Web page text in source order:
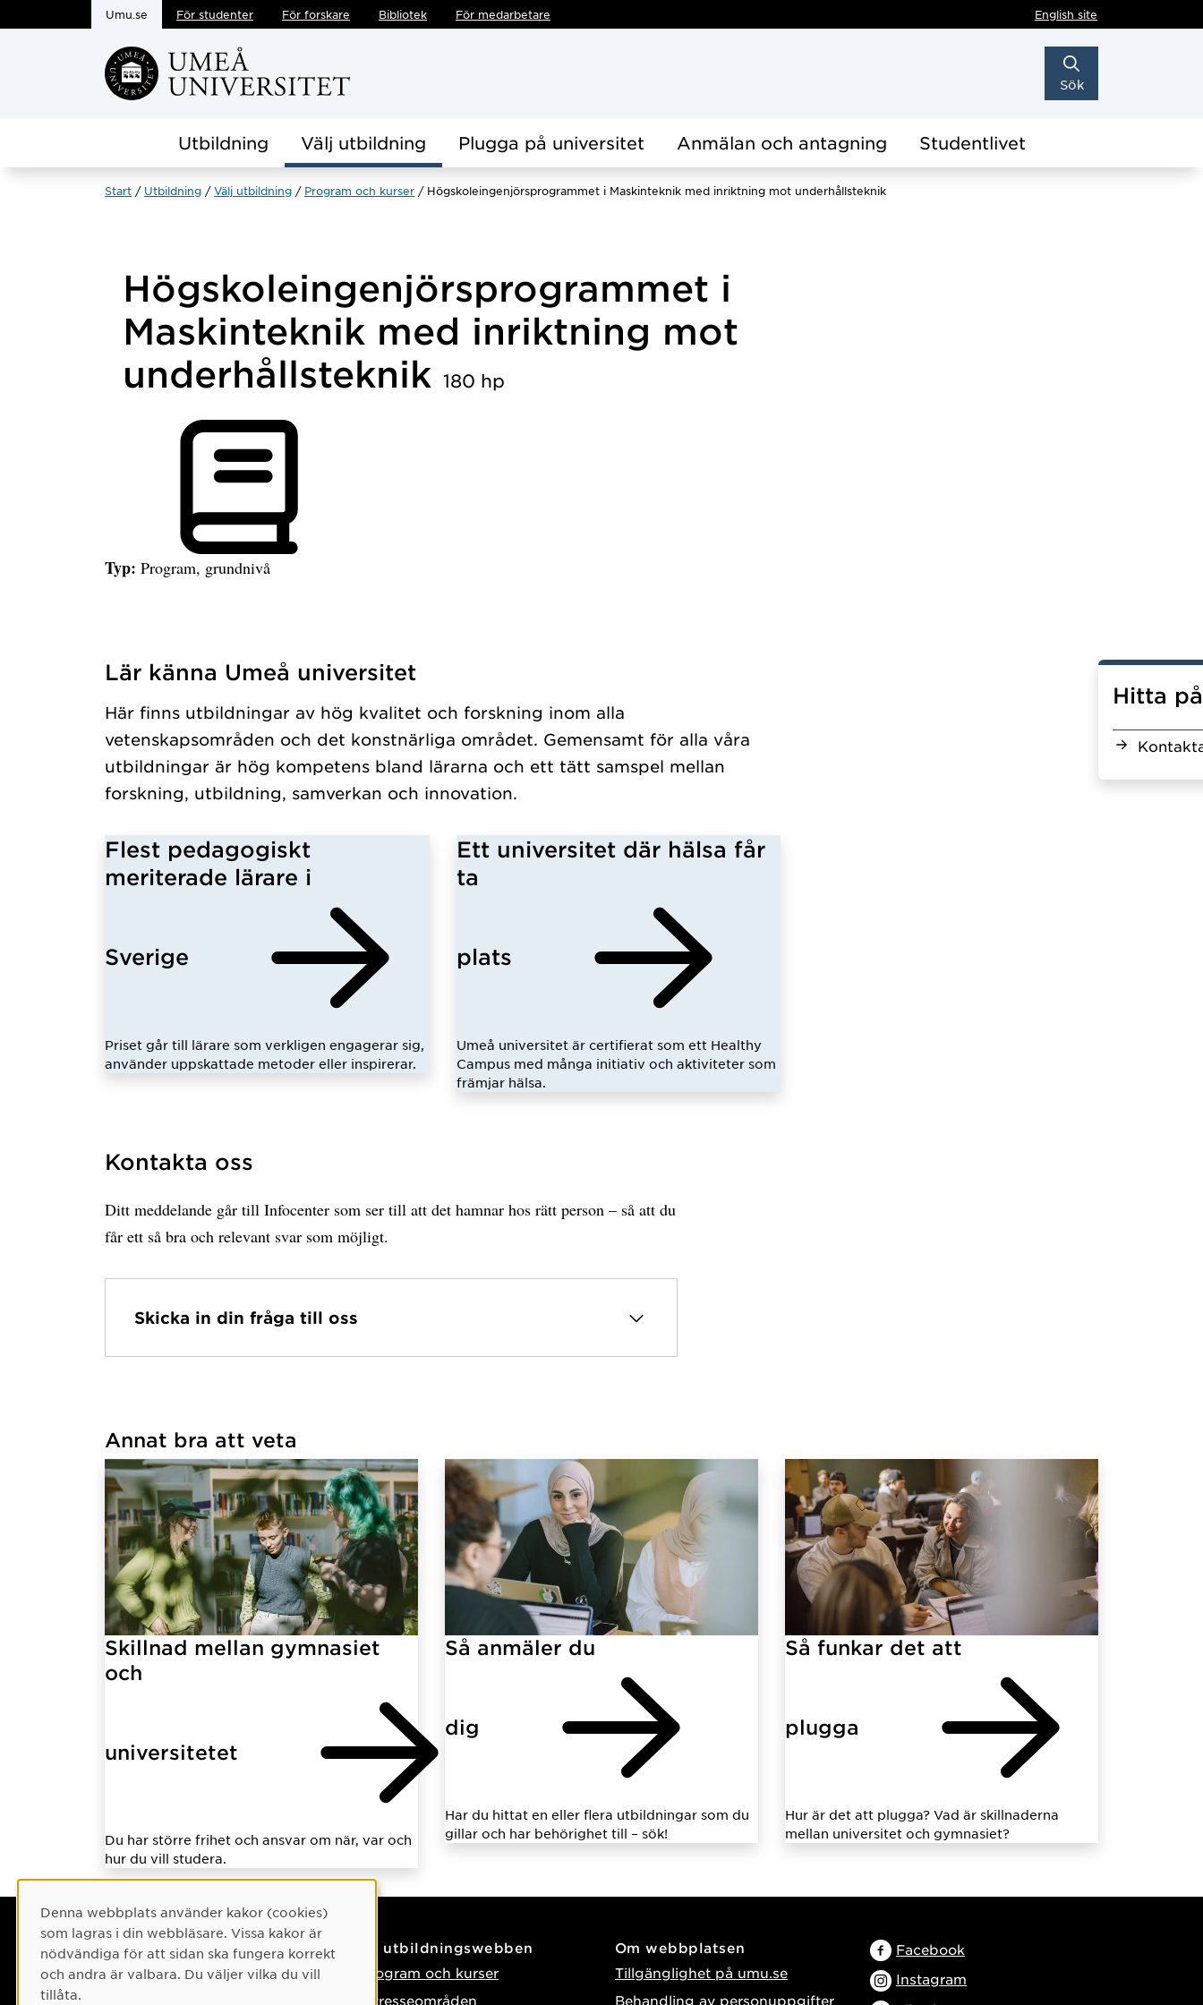
Hoppa direkt till innehållet
Umu.se För studenter För forskare Bibliotek För medarbetare English site
Sök
Utbildning Välj utbildning Plugga på universitet Anmälan och antagning Studentlivet
Start Utbildning Välj utbildning Program och kurser Högskoleingenjörsprogrammet i Maskinteknik med inriktning mot underhållsteknik
Högskoleingenjörsprogrammet i
Maskinteknik med inriktning mot
underhållsteknik 180 hp
Typ: Program, grundnivå
Hitta
Har hämtat programgrundniva.
Lär känna Umeå universitet
Här finns utbildningar av hög kvalitet och forskning inom alla
vetenskapsområden och det konstnärliga området. Gemensamt för alla våra
utbildningar är hög kompetens bland lärarna och ett tätt samspel mellan
forskning, utbildning, samverkan och innovation.
Flest pedagogiskt
meriterade lärare i
Sverige
Priset går till lärare som verkligen engagerar sig,
använder uppskattade metoder eller inspirerar.
Ett universitet där hälsa får
ta
plats
Umeå universitet är certifierat som ett Healthy
Campus med många initiativ och aktiviteter som
främjar hälsa.
Kontakta oss
Ditt meddelande går till Infocenter som ser till att det hamnar hos rätt person – så att du
får ett så bra och relevant svar som möjligt.
Skicka in din fråga till oss
hämtat länkar.Annat bra att veta
Skillnad mellan gymnasiet
och
universitetet
Du har större frihet och ansvar om när, var och
hur du vill studera.
Så anmäler du
dig
Har du hittat en eller flera utbildningar som du
gillar och har behörighet till – sök!
Så funkar det att
plugga
Hur är det att plugga? Vad är skillnaderna
mellan universitet och gymnasiet?
Kontaktuppgifter
Kontakta oss
På utbildningswebben
Program och kurser
Intresseområden
Om webbplatsen
Tillgänglighet på umu.se
Behandling av personuppgifter
Facebook
Instagram
Cookie-samtycke
Denna webbplats använder kakor (cookies)
som lagras i din webbläsare. Vissa kakor är
nödvändiga för att sidan ska fungera korrekt
och andra är valbara. Du väljer vilka du vill
tillåta.